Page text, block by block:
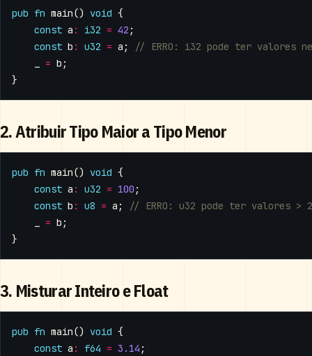
pub fn main() void {
const a : i32 = 42 ;
const b : u32 = a ;
= b ;
}
2. Atribuir Tipo Maior a Tipo Menor
pub fn main() void {
const a : u32 = 100 ;
const b : u8 = a ;
= b ;
}
3. Misturar Inteiro e Float
pub fn main() void {
const a : f64 = 3.14 ;